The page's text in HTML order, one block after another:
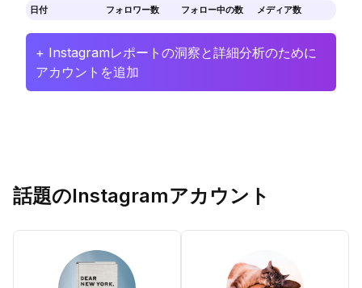
日付 フォロワー数 フォロー中の数 メディア数
+ Instagramレポートの洞察と詳細分析のために
アカウントを追加
話題のInstagramアカウント